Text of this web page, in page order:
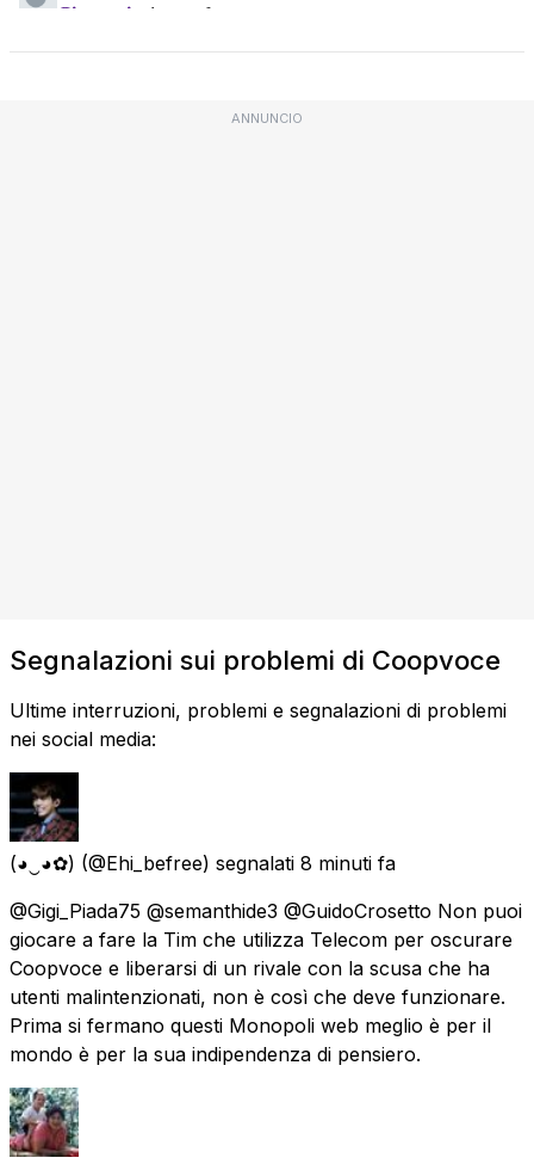
ANNUNCIO
Segnalazioni sui problemi di Coopvoce
Ultime interruzioni, problemi e segnalazioni di problemi
nei social media:
(◕‿◕✿) (@Ehi_befree) segnalati 8 minuti fa
@Gigi_Piada75 @semanthide3 @GuidoCrosetto Non puoi
giocare a fare la Tim che utilizza Telecom per oscurare
Coopvoce e liberarsi di un rivale con la scusa che ha
utenti malintenzionati, non è così che deve funzionare.
Prima si fermano questi Monopoli web meglio è per il
mondo è per la sua indipendenza di pensiero.